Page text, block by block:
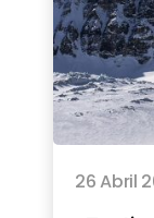
26 Abril